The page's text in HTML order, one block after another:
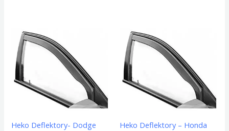
Heko Deflektory- Dodge
Heko Deflektory – Honda